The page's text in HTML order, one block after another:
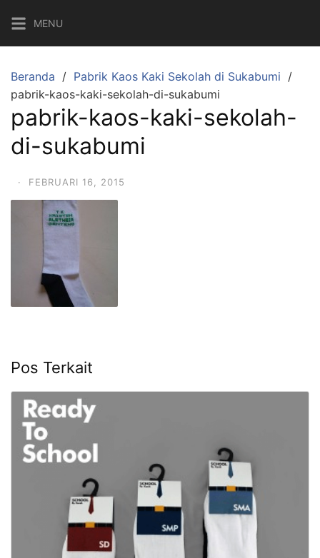
ke
konten
MENU
Beranda
Pabrik Kaos Kaki Sekolah di Sukabumi
pabrik-kaos-kaki-sekolah-di-sukabumi
pabrik-kaos-kaki-sekolah-
di-sukabumi
· FEBRUARI 16, 2015
Pos Terkait